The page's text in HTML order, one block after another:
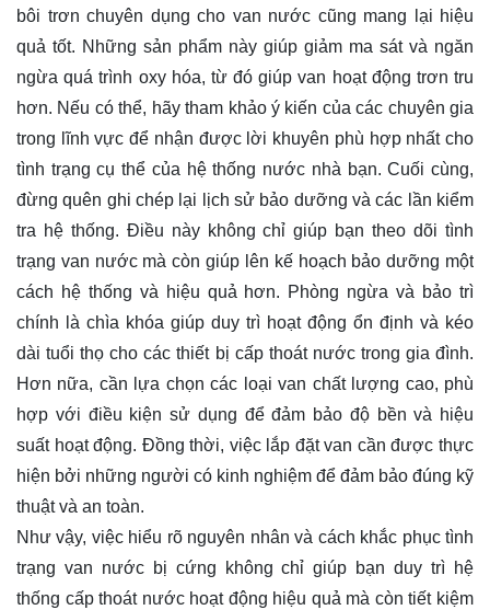
bôi trơn chuyên dụng cho van nước cũng mang lại hiệu
quả tốt. Những sản phẩm này giúp giảm ma sát và ngăn
ngừa quá trình oxy hóa, từ đó giúp van hoạt động trơn tru
hơn. Nếu có thể, hãy tham khảo ý kiến của các chuyên gia
trong lĩnh vực để nhận được lời khuyên phù hợp nhất cho
tình trạng cụ thể của hệ thống nước nhà bạn. Cuối cùng,
đừng quên ghi chép lại lịch sử bảo dưỡng và các lần kiểm
tra hệ thống. Điều này không chỉ giúp bạn theo dõi tình
trạng van nước mà còn giúp lên kế hoạch bảo dưỡng một
cách hệ thống và hiệu quả hơn. Phòng ngừa và bảo trì
chính là chìa khóa giúp duy trì hoạt động ổn định và kéo
dài tuổi thọ cho các thiết bị cấp thoát nước trong gia đình.
Hơn nữa, cần lựa chọn các loại van chất lượng cao, phù
hợp với điều kiện sử dụng để đảm bảo độ bền và hiệu
suất hoạt động. Đồng thời, việc lắp đặt van cần được thực
hiện bởi những người có kinh nghiệm để đảm bảo đúng kỹ
thuật và an toàn.
Như vậy, việc hiểu rõ nguyên nhân và cách khắc phục tình
trạng van nước bị cứng không chỉ giúp bạn duy trì hệ
thống cấp thoát nước hoạt động hiệu quả mà còn tiết kiệm